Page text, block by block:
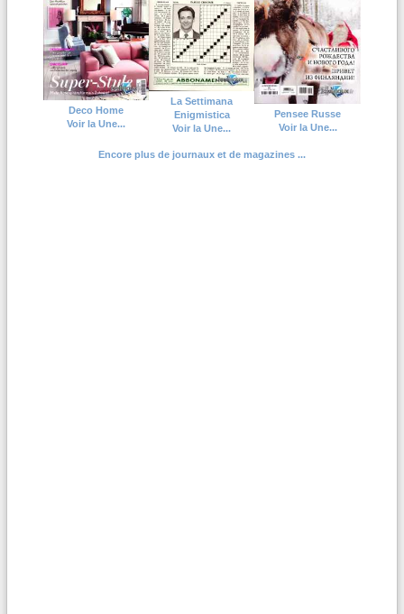
Deco Home
Voir la Une...
La Settimana
Enigmistica
Voir la Une...
Pensee Russe
Voir la Une...
Encore plus de journaux et de magazines ...